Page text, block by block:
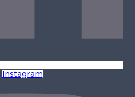
Instagram